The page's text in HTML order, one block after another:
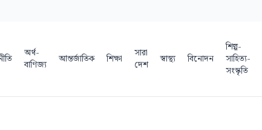
অর্থ-
বাণিজ্য
আন্তর্জাতিক শিক্ষা
সারা
দেশ
স্বাস্থ্য বিনোদন
শিল্প-
সাহিত্য-
সংস্কৃতি